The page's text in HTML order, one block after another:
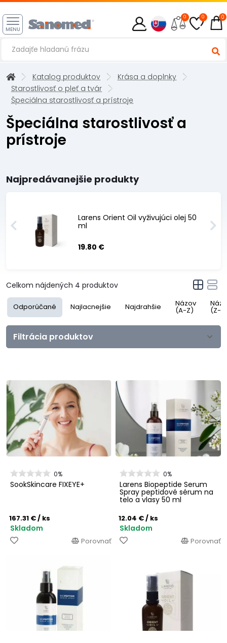
MENU
0 0 0
Katalog produktov
Krása a doplnky
Starostlivosť o pleť a tvár
Špeciálna starostlivosť a prístroje
Špeciálna starostlivosť a
prístroje
Najpredávanejšie produkty
Larens Orient Oil vyživujúci olej 50
ml
19.80 €
Celkom nájdených 4 produktov
Odporúčané Najlacnejšie Najdrahšie Názov
(A-Z) (Z-
Filtrácia produktov
0%
SookSkincare FIXEYE+
167.31 €/ ks
Skladom
Porovnať
0%
Larens Biopeptide Serum
Spray peptidové sérum na
telo a vlasy 50 ml
12.04 €/ ks
Skladom
Porovnať